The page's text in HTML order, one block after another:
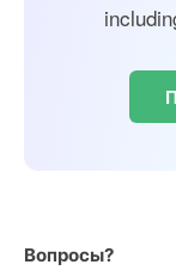
Вопросы?